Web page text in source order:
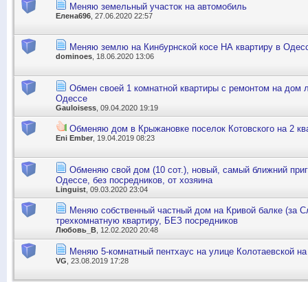
Меняю земельный участок на автомобиль
Елена696 , 27.06.2020 22:57
Меняю землю на Кинбурнской косе НА квартиру в
dominoes , 18.06.2020 13:06
Обмен своей 1 комнатной квартиры с ремонтом на дом
Одессе
Gauloisess , 09.04.2020 19:19
Обменяю дом в Крыжановке поселок Котовского на 2
Eni Ember , 19.04.2019 08:23
Обменяю свой дом (10 сот.), новый, самый ближний
Одессе, без посредников, от хозяина
Linguist , 09.03.2020 23:04
Меняю собственный частный дом на Кривой балке (за
трехкомнатную квартиру, БЕЗ посредников
Любовь_В , 12.02.2020 20:48
Меняю 5-комнатный пентхаус на улице Колотаевской на
VG , 23.08.2019 17:28